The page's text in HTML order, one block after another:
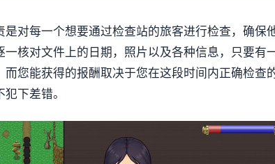
对每一个想要通过检查站的旅客进行检查，确
核对文件上的日期，照片以及各种信息，只要有
您能获得的报酬取决于您在这段时间内正确检
下差错。